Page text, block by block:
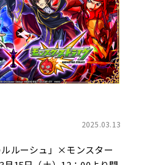
2025.03.13
ルルーシュ」×モンスター